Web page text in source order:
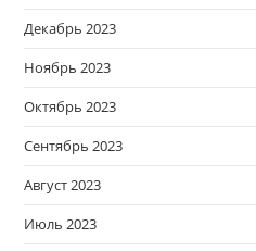
Декабрь 2023
Ноябрь 2023
Октябрь 2023
Сентябрь 2023
Август 2023
Июль 2023